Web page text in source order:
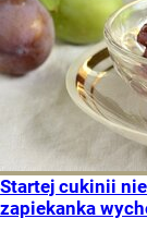
Startej cukinii
zapiekanka